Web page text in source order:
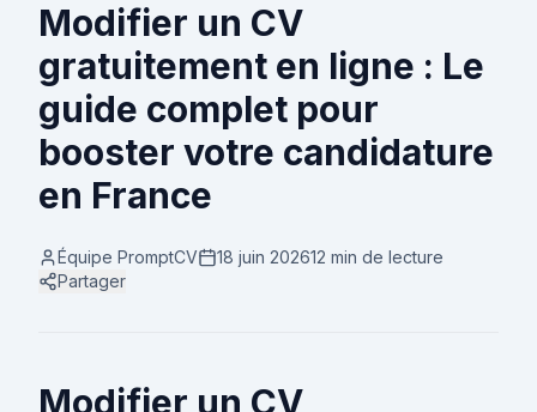
Modifier un CV
gratuitement en ligne : Le
guide complet pour
booster votre candidature
en France
Équipe PromptCV 18 juin 202612 min de lecture
Partager
Modifier un CV